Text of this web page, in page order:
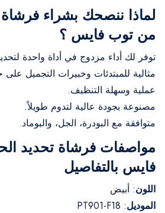
لماذا ننصحك بشراء
من توب فايس ؟
توفر لك أداء مزدوج في أداة واحدة
مثالية للمبتدئات وخبيرات التجميل
عملية وسهلة التنظيف.
مصنوعة بجودة عالية لتدوم طويلاً.
متوافقة مع البودرة، الجل، والبوماد.
مواصفات فرشاة تحديد
فايس بالتفاصيل
اللون: أبيض
الموديل: PT901-F18